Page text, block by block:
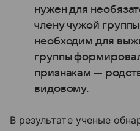
нужен для
члену чужой
необходим для
группы
признакам —
видовому.
В результате ученые